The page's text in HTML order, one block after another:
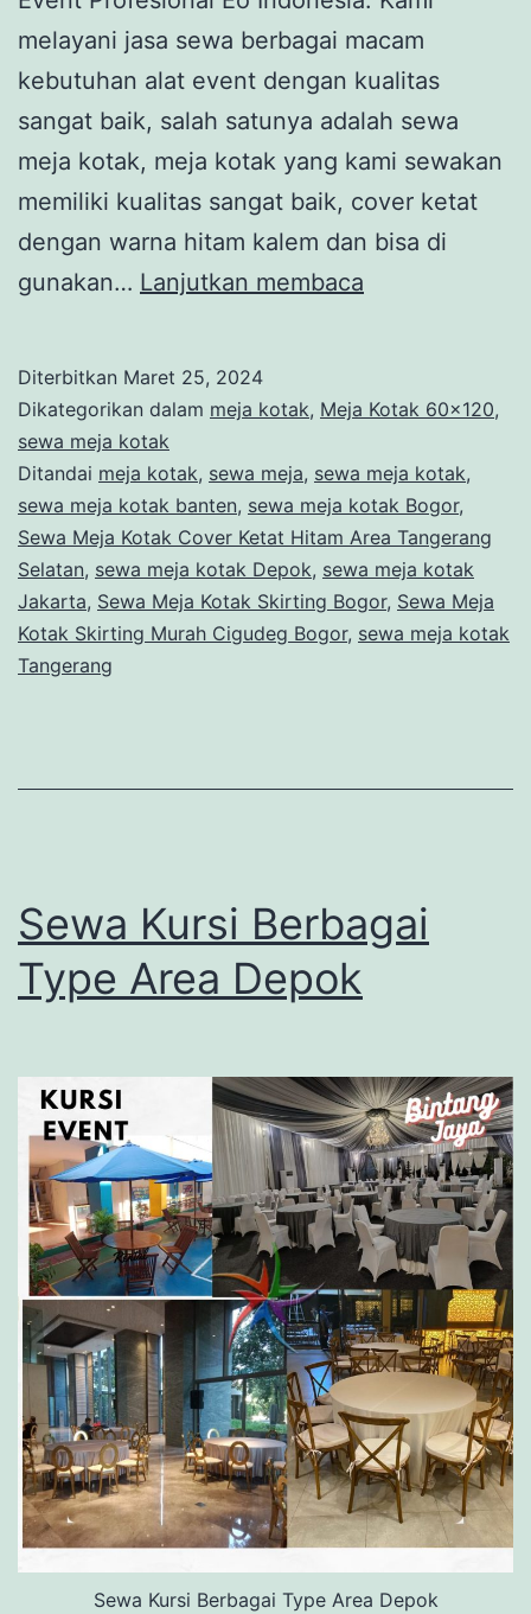
melayani jasa sewa berbagai macam
kebutuhan alat event dengan kualitas
sangat baik, salah satunya adalah sewa
meja kotak, meja kotak yang kami sewakan
memiliki kualitas sangat baik, cover ketat
dengan warna hitam kalem dan bisa di
gunakan… Lanjutkan membaca
Cover
Hitam
Area
Tangerang
Selatan
Diterbitkan Maret 25, 2024
Dikategorikan dalam meja kotak, Meja Kotak 60x120,
sewa meja kotak
Ditandai meja kotak, sewa meja, sewa meja kotak,
sewa meja kotak banten, sewa meja kotak Bogor,
Sewa Meja Kotak Cover Ketat Hitam Area Tangerang
Selatan, sewa meja kotak Depok, sewa meja kotak
Jakarta, Sewa Meja Kotak Skirting Bogor, Sewa Meja
Kotak Skirting Murah Cigudeg Bogor, sewa meja kotak
Tangerang
Sewa Kursi Berbagai
Type Area Depok
Sewa Kursi Berbagai Type Area Depok